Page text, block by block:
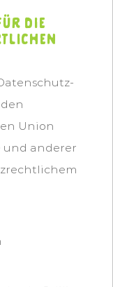
die
Union
und anderer